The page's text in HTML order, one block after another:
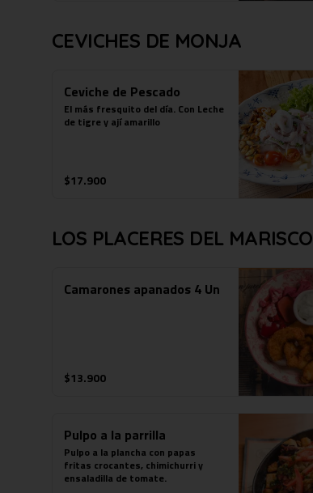
CEVICHES DE MONJA
Ceviche de Pescado
El más fresquito del día. Con Leche
de tigre y ají amarillo
$17.900
LOS PLACERES DEL MARISCO
Camarones apanados 4 Un
$13.900
Pulpo a la parrilla
Pulpo a la plancha con papas
fritas crocantes, chimichurri y
ensaladilla de tomate.